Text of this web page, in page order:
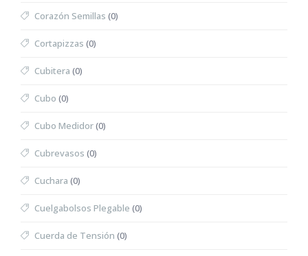
Corazón Semillas (0)
Cortapizzas (0)
Cubitera (0)
Cubo (0)
Cubo Medidor(0)
Cubrevasos (0)
Cuchara (0)
Cuelgabolsos Plegable (0)
Cuerda de Tensión (0)